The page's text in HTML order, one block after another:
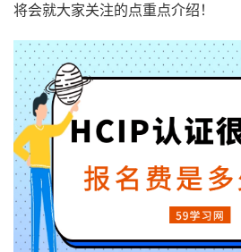
将会就大家关注的点重点介绍！